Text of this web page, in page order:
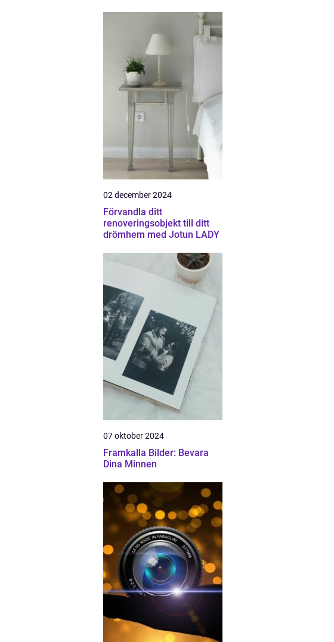
02 december 2024
Förvandla ditt
renoveringsobjekt till ditt
drömhem med Jotun LADY
07 oktober 2024
Framkalla Bilder: Bevara
Dina Minnen